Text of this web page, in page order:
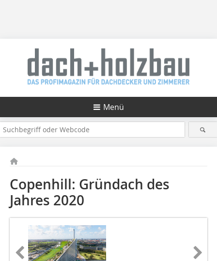
Menü
Copenhill: Gründach des
Jahres 2020